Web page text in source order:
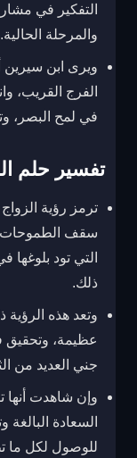
التفكير في
والمرحلة الحالية.
ويرى ابن سيرين
الفرج القريب،
في لمح البصر،
تفسير حلم
ترمز رؤية
سقف الطموحات
التي تود
ذلك.
وتعد هذه
عظيمة، وتحقيق
جني العديد من
وإن شاهدت أنها
السعادة البالغة
للوصول لكل ما